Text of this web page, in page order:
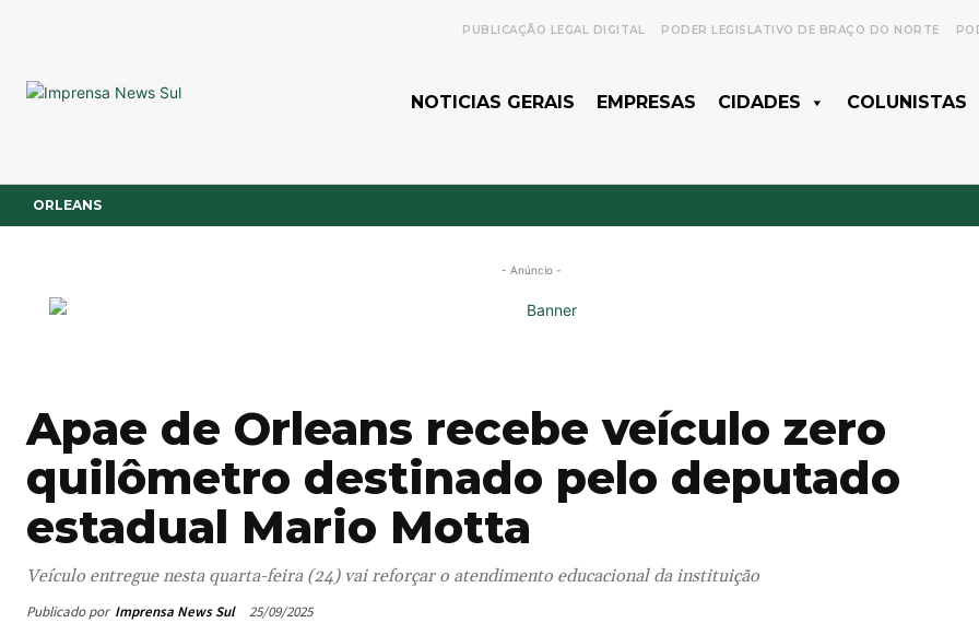
PUBLICAÇÃO LEGAL DIGITAL PODER LEGISLATIVO DE BRAÇO DO NORTE
NOTICIAS GERAIS EMPRESAS CIDADES COLUNISTAS
ORLEANS
- Anúncio -
Apae de Orleans recebe veículo zero
quilômetro destinado pelo deputado
estadual Mario Motta
Veículo entregue nesta quarta-feira (24) vai reforçar o atendimento educacional da instituição
Publicado por Imprensa News Sul 25/09/2025